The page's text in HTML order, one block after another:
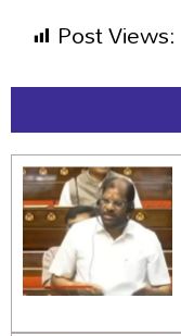
Post Views: